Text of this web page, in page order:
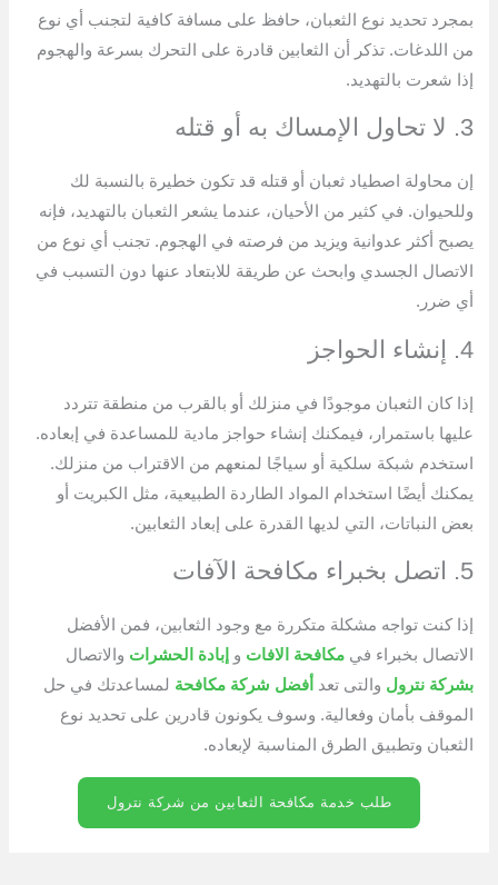
بمجرد تحديد نوع الثعبان، حافظ على مسافة كافية لتجنب أي نوع
من اللدغات. تذكر أن الثعابين قادرة على التحرك بسرعة والهجوم
إذا شعرت بالتهديد.
3. لا تحاول الإمساك به أو قتله
إن محاولة اصطياد ثعبان أو قتله قد تكون خطيرة بالنسبة لك
وللحيوان. في كثير من الأحيان، عندما يشعر الثعبان بالتهديد، فإنه
يصبح أكثر عدوانية ويزيد من فرصته في الهجوم. تجنب أي نوع من
الاتصال الجسدي وابحث عن طريقة للابتعاد عنها دون التسبب في
أي ضرر.
4. إنشاء الحواجز
إذا كان الثعبان موجودًا في منزلك أو بالقرب من منطقة تتردد
عليها باستمرار، فيمكنك إنشاء حواجز مادية للمساعدة في إبعاده.
استخدم شبكة سلكية أو سياجًا لمنعهم من الاقتراب من منزلك.
يمكنك أيضًا استخدام المواد الطاردة الطبيعية، مثل الكبريت أو
بعض النباتات، التي لديها القدرة على إبعاد الثعابين.
5. اتصل بخبراء مكافحة الآفات
إذا كنت تواجه مشكلة متكررة مع وجود الثعابين، فمن الأفضل
الاتصال بخبراء فيمكافحة الافات وإبادة الحشرات والاتصال
بشركة نترول والتى تعد أفضل شركة مكافحة لمساعدتك في حل
الموقف بأمان وفعالية. وسوف يكونون قادرين على تحديد نوع
الثعبان وتطبيق الطرق المناسبة لإبعاده.
طلب خدمة مكافحة الثعابين من شركة نترول